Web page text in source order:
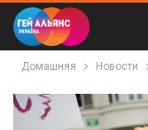
Домашняя Новости